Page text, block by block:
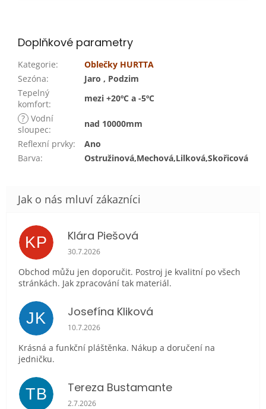
Doplňkové parametry
Kategorie:
Oblečky HURTTA
Sezóna:
Jaro , Podzim
Tepelný
komfort:
mezi +20ºC a -5ºC
? Vodní
sloupec:
nad 10000mm
Reflexní prvky:
Ano
Barva: Ostružinová,Mechová,Lilková,Skořicová
KP Klára Piešová
Hodnocení obchodu je 5 z 5 hvězdiček.
30.7.2026
Obchod můžu jen doporučit. Postroj je kvalitní po všech
stránkách. Jak zpracování tak materiál.
JK Josefína Kliková
Hodnocení obchodu je 5 z 5 hvězdiček.
10.7.2026
Krásná a funkční pláštěnka. Nákup a doručení na
jedničku.
TB Tereza Bustamante
Hodnocení obchodu je 5 z 5 hvězdiček.
2.7.2026